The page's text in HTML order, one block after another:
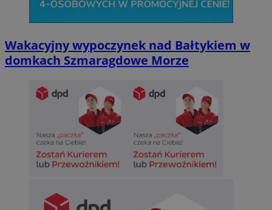
Wakacyjny wypoczynek nad Bałtykiem w
domkach Szmaragdowe Morze